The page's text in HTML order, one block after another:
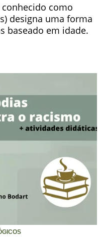
como
designa uma forma
baseado em idade.